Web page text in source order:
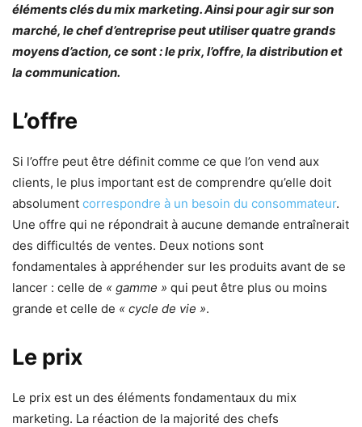
éléments clés du mix marketing. Ainsi pour agir sur son
marché, le chef d’entreprise peut utiliser quatre grands
moyens d’action, ce sont : le prix, l’offre, la distribution et
la communication.
L’offre
Si l’offre peut être définit comme ce que l’on vend aux
clients, le plus important est de comprendre qu’elle doit
absolument correspondre à un besoin du consommateur.
Une offre qui ne répondrait à aucune demande entraînerait
des difficultés de ventes. Deux notions sont
fondamentales à appréhender sur les produits avant de se
lancer : celle de « gamme » qui peut être plus ou moins
grande et celle de « cycle de vie ».
Le prix
Le prix est un des éléments fondamentaux du mix
marketing. La réaction de la majorité des chefs